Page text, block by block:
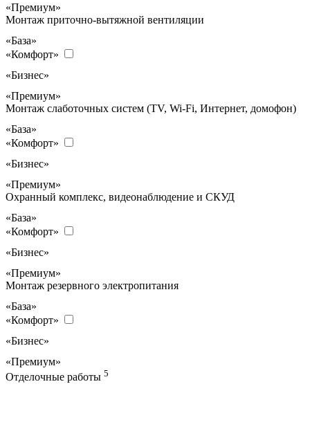
«Премиум»
Монтаж приточно-вытяжной вентиляции
«База»
«Комфорт»
«Бизнес»
«Премиум»
Монтаж слаботочных систем (TV, Wi-Fi, Интернет, домофон)
«База»
«Комфорт»
«Бизнес»
«Премиум»
Охранный комплекс, видеонаблюдение и СКУД
«База»
«Комфорт»
«Бизнес»
«Премиум»
Монтаж резервного электропитания
«База»
«Комфорт»
«Бизнес»
«Премиум»
Отделочные работы 5